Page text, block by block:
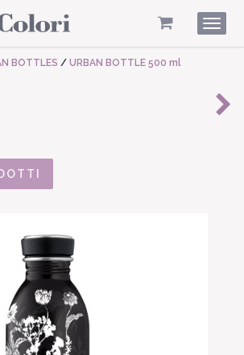
BOTTLES / URBAN BOTTLE 500 ml